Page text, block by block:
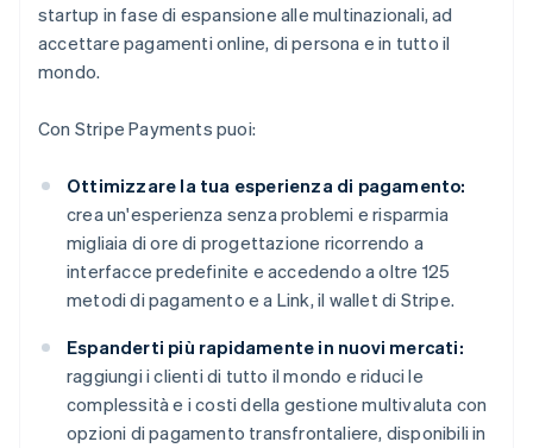
startup in fase di espansione alle multinazionali, ad
accettare pagamenti online, di persona e in tutto il
mondo.
Con Stripe Payments puoi:
Ottimizzare la tua esperienza di pagamento:
crea un'esperienza senza problemi e risparmia
migliaia di ore di progettazione ricorrendo a
interfacce predefinite e accedendo a oltre 125
metodi di pagamento e a Link, il wallet di Stripe.
Espanderti più rapidamente in nuovi mercati:
raggiungi i clienti di tutto il mondo e riduci le
complessità e i costi della gestione multivaluta con
opzioni di pagamento transfrontaliere, disponibili in